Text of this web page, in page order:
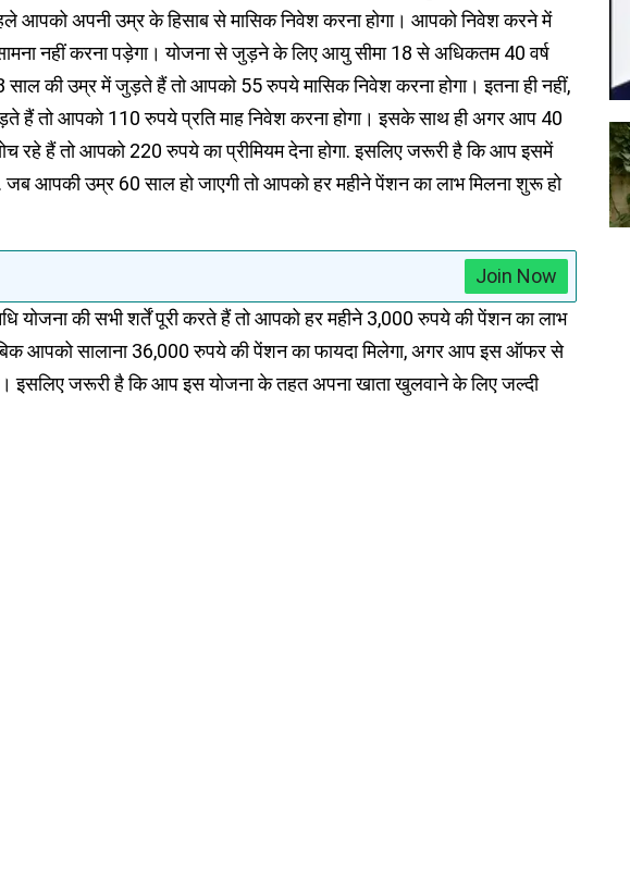
आपको अपनी उम्र के हिसाब से मासिक निवेश करना होगा। आपको निवेश करने में
नहीं करना पड़ेगा। योजना से जुड़ने के लिए आयु सीमा 18 से अधिकतम 40 वर्ष
साल की उम्र में जुड़ते हैं तो आपको 55 रुपये मासिक निवेश करना होगा। इतना ही नहीं,
हैं तो आपको 110 रुपये प्रति माह निवेश करना होगा। इसके साथ ही अगर आप 40
रहे हैं तो आपको 220 रुपये का प्रीमियम देना होगा. इसलिए जरूरी है कि आप इसमें
जब आपकी उम्र 60 साल हो जाएगी तो आपको हर महीने पेंशन का लाभ मिलना शुरू हो
Join Now
योजना की सभी शर्तें पूरी करते हैं तो आपको हर महीने 3,000 रुपये की पेंशन का लाभ
आपको सालाना 36,000 रुपये की पेंशन का फायदा मिलेगा, अगर आप इस ऑफर से
इसलिए जरूरी है कि आप इस योजना के तहत अपना खाता खुलवाने के लिए जल्दी